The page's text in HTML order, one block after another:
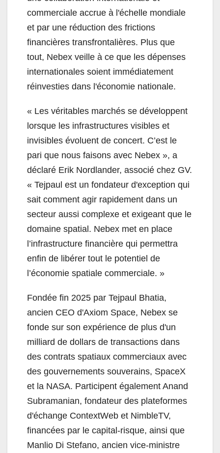
commerciale accrue à l'échelle mondiale
et par une réduction des frictions
financières transfrontalières. Plus que
tout, Nebex veille à ce que les dépenses
internationales soient immédiatement
réinvesties dans l'économie nationale.
« Les véritables marchés se développent
lorsque les infrastructures visibles et
invisibles évoluent de concert. C’est le
pari que nous faisons avec Nebex », a
déclaré Erik Nordlander, associé chez GV.
« Tejpaul est un fondateur d'exception qui
sait comment agir rapidement dans un
secteur aussi complexe et exigeant que le
domaine spatial. Nebex met en place
l’infrastructure financière qui permettra
enfin de libérer tout le potentiel de
l’économie spatiale commerciale. »
Fondée fin 2025 par Tejpaul Bhatia,
ancien CEO d'Axiom Space, Nebex se
fonde sur son expérience de plus d'un
milliard de dollars de transactions dans
des contrats spatiaux commerciaux avec
des gouvernements souverains, SpaceX
et la NASA. Participent également Anand
Subramanian, fondateur des plateformes
d'échange ContextWeb et NimbleTV,
financées par le capital-risque, ainsi que
Manlio Di Stefano, ancien vice-ministre